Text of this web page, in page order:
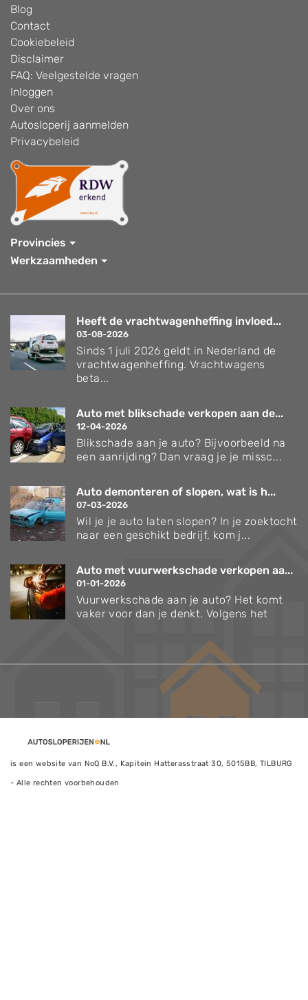
Blog
Contact
Cookiebeleid
Disclaimer
FAQ: Veelgestelde vragen
Inloggen
Over ons
Autosloperij aanmelden
Privacybeleid
Provincies
Werkzaamheden
Heeft de vrachtwagenheffing invloed...
03-08-2026
Sinds 1 juli 2026 geldt in Nederland de
vrachtwagenheffing. Vrachtwagens
beta...
Auto met blikschade verkopen aan de...
12-04-2026
Blikschade aan je auto? Bijvoorbeeld na
een aanrijding? Dan vraag je je missc...
Auto demonteren of slopen, wat is h...
07-03-2026
Wil je je auto laten slopen? In je zoektocht
naar een geschikt bedrijf, kom j...
Auto met vuurwerkschade verkopen aa...
01-01-2026
Vuurwerkschade aan je auto? Het komt
vaker voor dan je denkt. Volgens het
is een website van NoQ B.V., Kapitein Hatterasstraat 30, 5015BB, TILBURG
- Alle rechten voorbehouden